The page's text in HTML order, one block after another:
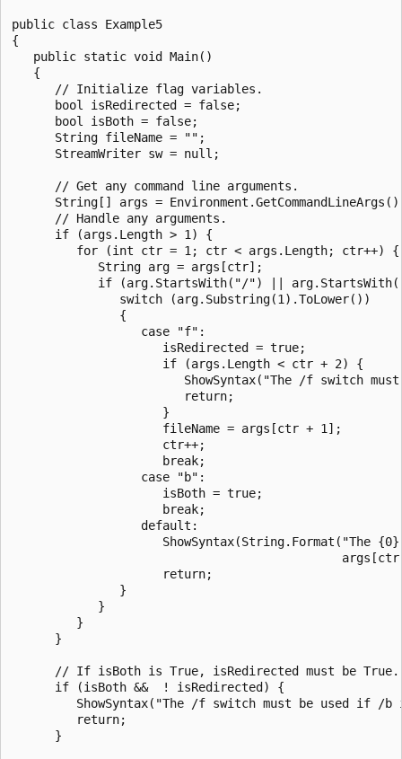
public class Example5
{
   public static void Main()
   {
      // Initialize flag variables.
      bool isRedirected = false;
      bool isBoth = false;
      String fileName = "";
      StreamWriter sw = null;
      // Get any command line arguments.
String[] args =
      // Handle any arguments.
      if (args.Length > 1) {
         for (int ctr = 1; ctr < args.Length; ctr++) {
            String arg = args[ctr];
if (arg.StartsWith("/") ||
               switch (arg.Substring(1).ToLower())
               {
                  case "f":
                     isRedirected = true;
                     if (args.Length < ctr + 2) {
ShowSyntax("The /f switch
                        return;
                     }
                     fileName = args[ctr + 1];
                     ctr++;
                     break;
                  case "b":
                     isBoth = true;
                     break;
                  default:
ShowSyntax(String.Format("The
                     return;
               }
            }
         }
      }
      // If isBoth is True, isRedirected must be True.
      if (isBoth &&  ! isRedirected) {
ShowSyntax("The /f switch must be used if /b
         return;
      }